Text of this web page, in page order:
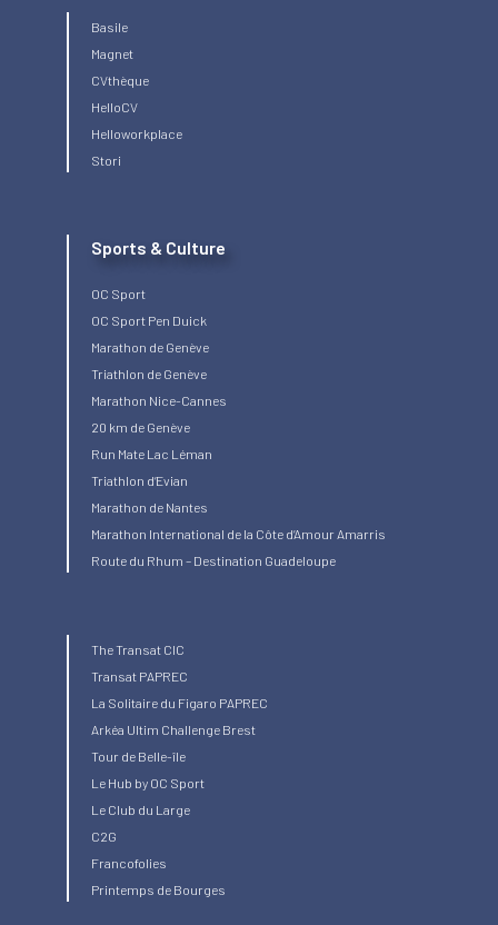
Basile
Magnet
CVthèque
HelloCV
Helloworkplace
Stori
Sports & Culture
OC Sport
OC Sport Pen Duick
Marathon de Genève
Triathlon de Genève
Marathon Nice-Cannes
20 km de Genève
Run Mate Lac Léman
Triathlon d’Evian
Marathon de Nantes
Marathon International de la Côte d’Amour Amarris
Route du Rhum – Destination Guadeloupe
The Transat CIC
Transat PAPREC
La Solitaire du Figaro PAPREC
Arkéa Ultim Challenge Brest
Tour de Belle-île
Le Hub by OC Sport
Le Club du Large
C2G
Francofolies
Printemps de Bourges